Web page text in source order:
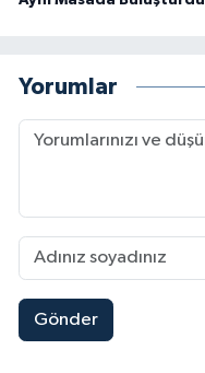
Yorumlar
Gönder